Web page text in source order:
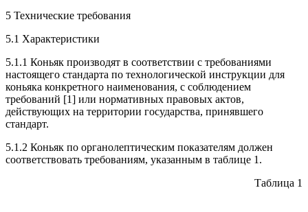
5 Технические требования
5.1 Характеристики
5.1.1 Коньяк производят в соответствии с требованиями
настоящего стандарта по технологической инструкции для
коньяка конкретного наименования, с соблюдением
требований [1] или нормативных правовых актов,
действующих на территории государства, принявшего
стандарт.
5.1.2 Коньяк по органолептическим показателям должен
соответствовать требованиям, указанным в таблице 1.
Таблица 1